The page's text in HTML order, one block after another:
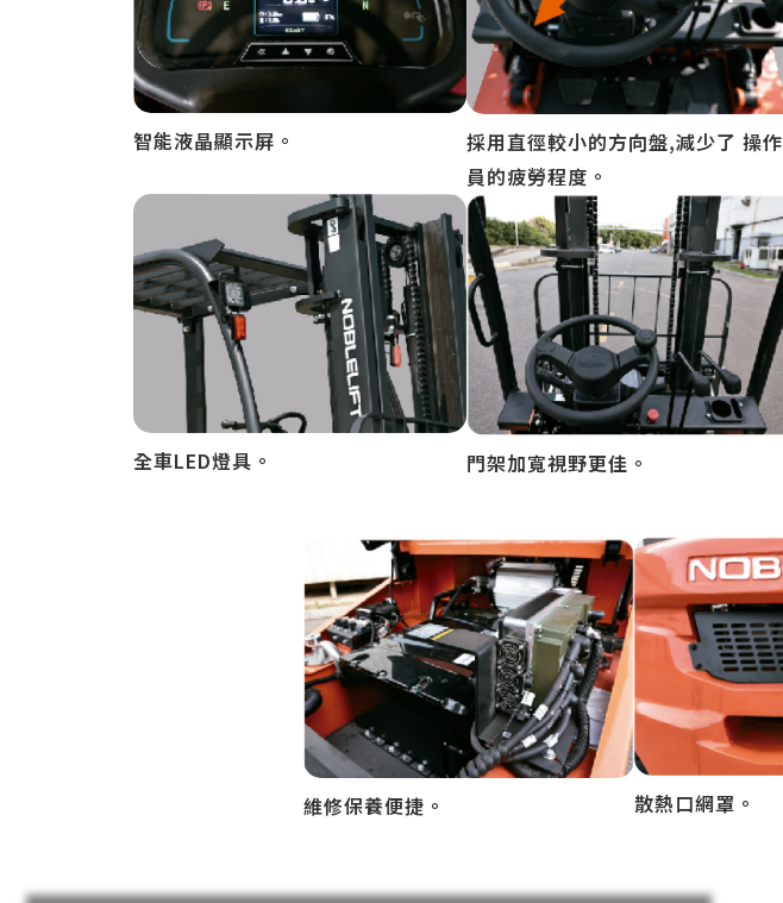
智能液晶顯示屏。
採用直徑較小的方向盤,減少了 操作
員的疲勞程度。
全車LED燈具。 門架加寬視野更佳。
維修保養便捷。 散熱口網罩。